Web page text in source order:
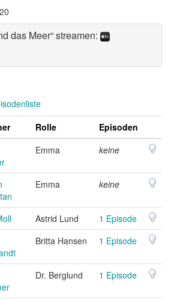
20
das Meer“ streamen:
Rolle
Episoden
Emma keine
Emma keine
Astrid Lund
1 Episode
Britta Hansen 1 Episode
Dr. Berglund 1 Episode